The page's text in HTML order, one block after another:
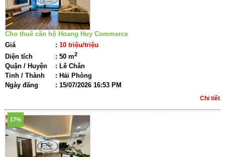
Cho thuê căn hộ Hoang Huy Commerce
Giá
: 10 triệu/triệu
Diện tích
: 50 m2
Quận / Huyện : Lê Chân
Tỉnh / Thành
: Hải Phòng
Ngày đăng
: 15/07/2026 16:53 PM
Chi tiết
17%